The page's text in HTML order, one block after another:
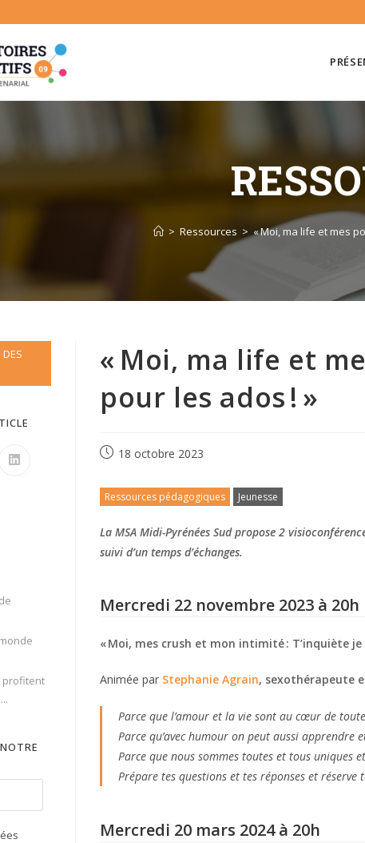
> Ressources > « Moi, ma life et mes
« Moi, ma life et
pour les ados ! »
18 octobre 2023
Ressources pédagogiques Jeunesse
La MSA Midi-Pyrénées Sud propose 2
suivi d’un temps d’échanges.
Mercredi 22 novembre 2023 à 20h
« Moi, mes crush et mon intimité : T’inquiète je
Animée par Stephanie Agrain, sexothérapeute
Parce que l’amour et la vie sont au cœur de
Parce qu’avec humour on peut aussi apprendre
Parce que nous sommes toutes et tous uniques
Prépare tes questions et tes réponses et réserve
Mercredi 20 mars 2024 à 20h
DES
profitent